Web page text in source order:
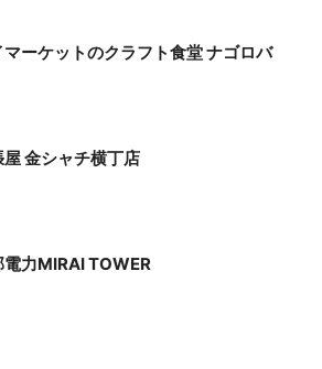
マーケットのクラフト食堂 ナゴロバ
屋 金シャチ横丁店
電力MIRAI TOWER